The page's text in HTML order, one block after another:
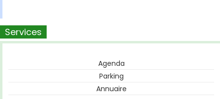
Services
Agenda
Parking
Annuaire